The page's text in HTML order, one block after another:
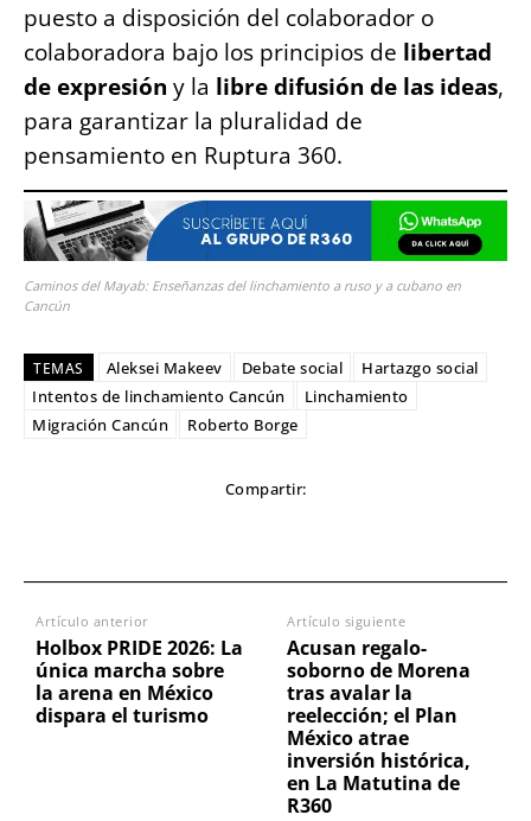
puesto a disposición del colaborador o
colaboradora bajo los principios de libertad
de expresión y la libre difusión de las ideas,
para garantizar la pluralidad de
pensamiento en Ruptura 360.
Caminos del Mayab: Enseñanzas del linchamiento a ruso y a cubano en
Cancún
TEMAS Aleksei Makeev Debate social
Hartazgo social
Intentos de linchamiento Cancún
Linchamiento
Migración Cancún
Roberto Borge
Compartir:
Artículo anterior
Holbox PRIDE 2026: La
única marcha sobre
la arena en México
dispara el turismo
Artículo siguiente
Acusan regalo-
soborno de Morena
tras avalar la
reelección; el Plan
México atrae
inversión histórica,
en La Matutina de
R360